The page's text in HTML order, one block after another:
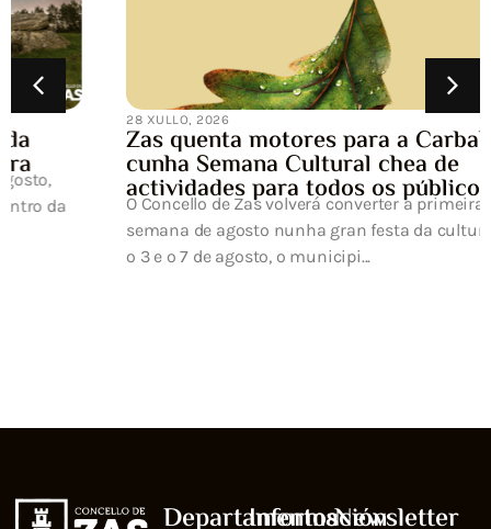
28 XULLO, 2026
Zas quenta motores para a Carballeira
cunha Semana Cultural chea de
actividades para todos os públicos
O Concello de Zas volverá converter a primeira
semana de agosto nunha gran festa da cultura. Entre
o 3 e o 7 de agosto, o municipi...
Departamentos
InformaciónNewsletter